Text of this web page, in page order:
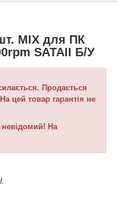
MIX для ПК
SATAII Б/У
Продається
цей товар гарантія не
невідомий! На